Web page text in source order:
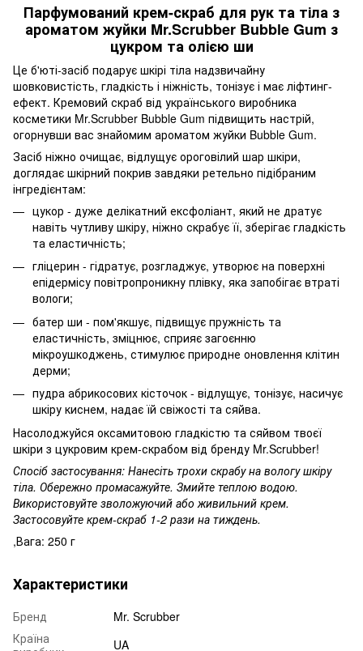
Парфумований крем-скраб для рук та тіла з
ароматом жуйки Mr.Scrubber Bubble Gum з
цукром та олією ши
Це б'юті-засіб подарує шкірі тіла надзвичайну
шовковистість, гладкість і ніжність, тонізує і має ліфтинг-
ефект. Кремовий скраб від українського виробника
косметики Mr.Scrubber Bubble Gum підвищить настрій,
огорнувши вас знайомим ароматом жуйки Bubble Gum.
Засіб ніжно очищає, відлущує ороговілий шар шкіри,
доглядає шкірний покрив завдяки ретельно підібраним
інгредієнтам:
цукор - дуже делікатний ексфоліант, який не дратує
навіть чутливу шкіру, ніжно скрабує її, зберігає гладкість
та еластичність;
гліцерин - гідратує, розгладжує, утворює на поверхні
епідермісу повітропроникну плівку, яка запобігає втраті
вологи;
батер ши - пом'якшує, підвищує пружність та
еластичність, зміцнює, сприяє загоєнню
мікроушкоджень, стимулює природне оновлення клітин
дерми;
пудра абрикосових кісточок - відлущує, тонізує, насичує
шкіру киснем, надає їй свіжості та сяйва.
Насолоджуйся оксамитовою гладкістю та сяйвом твоєї
шкіри з цукровим крем-скрабом від бренду Mr.Scrubber!
Спосіб застосування: Нанесіть трохи скрабу на вологу шкіру
тіла. Обережно промасажуйте. Змийте теплою водою.
Використовуйте зволожуючий або живильний крем.
Застосовуйте крем-скраб 1-2 рази на тиждень.
,Вага: 250 г
Характеристики
Бренд
Mr. Scrubber
Країна
UA